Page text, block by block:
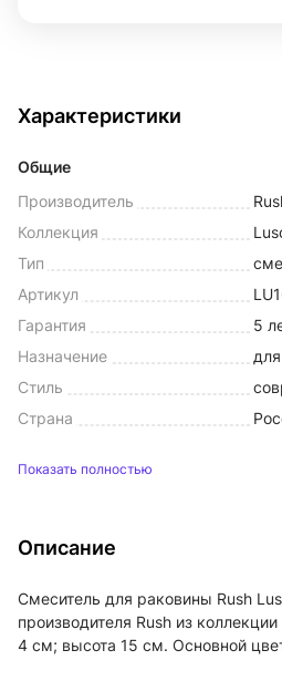
Характеристики
Общие
Производитель
Коллекция
Тип
Артикул
Гарантия
5
Назначение
Стиль
Страна
Показать полностью
Описание
Смеситель для раковины Rush
производителя Rush из
4 см; высота 15 см. Основной